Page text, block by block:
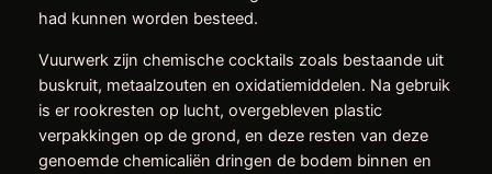
had kunnen worden besteed.
Vuurwerk zijn chemische cocktails zoals bestaande uit
buskruit, metaalzouten en oxidatiemiddelen. Na gebruik
is er rookresten op lucht, overgebleven plastic
verpakkingen op de grond, en deze resten van deze
genoemde chemicaliën dringen de bodem binnen en